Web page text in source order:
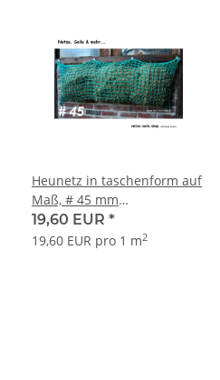
Heunetz in taschenform auf
Maß, # 45 mm
Maschenweite Ø 5 mm
Garnstärke
19,60 EUR *
19,60 EUR pro 1 m2